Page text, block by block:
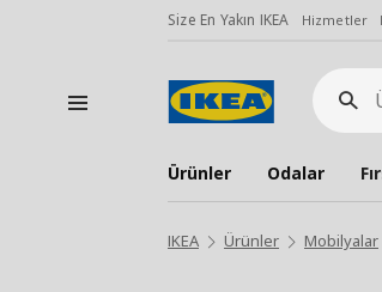
Size En Yakın IKEA Hizmetler
Ürün
Ara
Ürünler Odalar
IKEA Ürünler Mobilyalar